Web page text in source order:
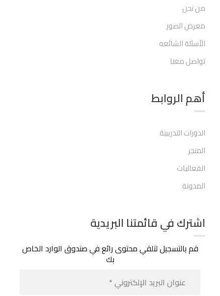
من نحن
معرض الصور
الأسئلة الشائعه
تواصل معنا
أهم الروابط​
الدورات التدريبية
المتجر
الفعاليات
المدونة
اشترك في قائمتنا البريدية
قم بالتسجيل لتلقي محتوى رائع في صندوق الوارد الخاص
بك